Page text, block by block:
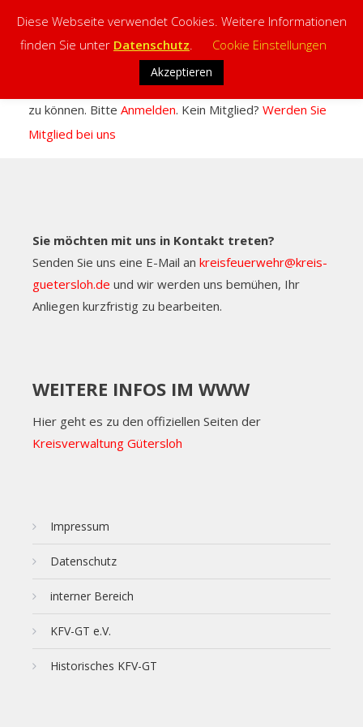
content
Sie müssen sich anmelden, um diesen Inhalt einsehen
zu können. Bitte Anmelden. Kein Mitglied? Werden Sie
Mitglied bei uns
Sie möchten mit uns in Kontakt treten?
Senden Sie uns eine E-Mail ankreisfeuerwehr@kreis-
guetersloh.de und wir werden uns bemühen, Ihr
Anliegen kurzfristig zu bearbeiten.
WEITERE INFOS IM WWW
Hier geht es zu den offiziellen Seiten der
Kreisverwaltung Gütersloh
Impressum
Datenschutz
interner Bereich
KFV-GT e.V.
Historisches KFV-GT
Diese Webseite verwendet Cookies. Weitere Informationen
finden Sie unter Datenschutz Cookie Einstellungen
Akzeptieren